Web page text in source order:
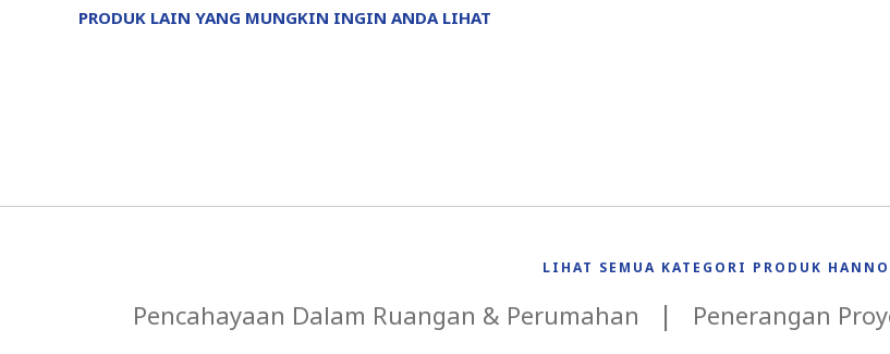
PRODUK LAIN YANG MUNGKIN INGIN ANDA LIHAT
LIHAT SEMUA KATEGORI PRODUK
Pencahayaan Dalam Ruangan & Perumahan Penerangan